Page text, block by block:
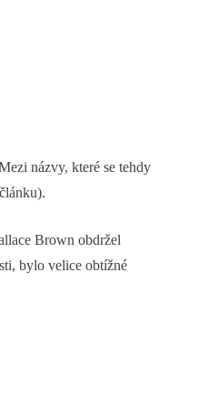
názvy, které se tehdy
Brown obdržel
bylo velice obtížné